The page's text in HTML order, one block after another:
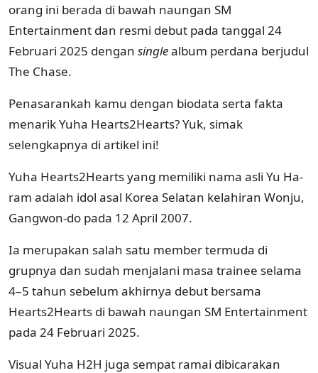
orang ini berada di bawah naungan SM
Entertainment dan resmi debut pada tanggal 24
Februari 2025 dengan singlealbum perdana berjudul
The Chase.
Penasarankah kamu dengan biodata serta fakta
menarik Yuha Hearts2Hearts? Yuk, simak
selengkapnya di artikel ini!
Yuha Hearts2Hearts yang memiliki nama asli Yu Ha-
ram adalah idol asal Korea Selatan kelahiran Wonju,
Gangwon-do pada 12 April 2007.
Ia merupakan salah satu member termuda di
grupnya dan sudah menjalani masa trainee selama
4–5 tahun sebelum akhirnya debut bersama
Hearts2Hearts di bawah naungan SM Entertainment
pada 24 Februari 2025.
Visual Yuha H2H juga sempat ramai dibicarakan